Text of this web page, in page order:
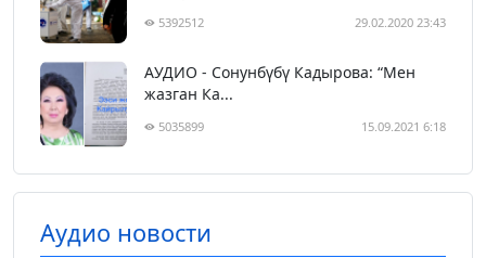
5392512 29.02.2020 23:43
АУДИО - Сонунбүбү Кадырова: “Мен
жазган Ка...
5035899 15.09.2021 6:18
Аудио новости